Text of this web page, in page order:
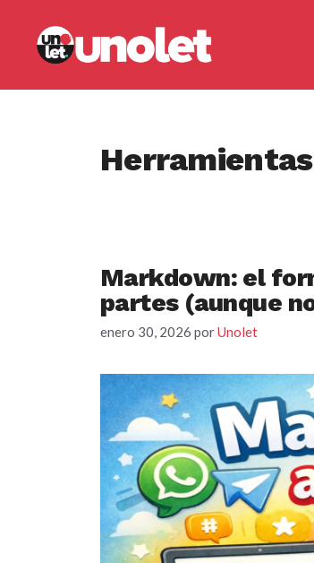
contenido
Herramientas
Markdown: el
partes (aunque
enero 30, 2026 porUnolet